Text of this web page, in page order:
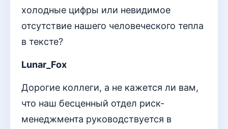
холодные цифры или невидимое
отсутствие нашего человеческого тепла
в тексте?
Lunar_Fox
Дорогие коллеги, а не кажется ли вам,
что наш бесценный отдел риск-
менеджмента руководствуется в